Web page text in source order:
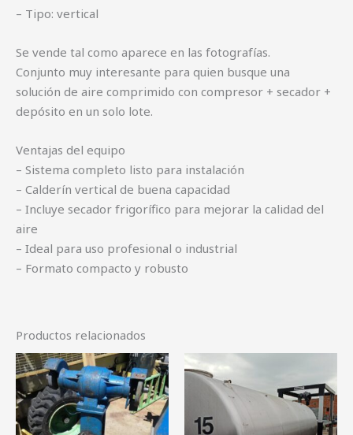
– Tipo: vertical
Se vende tal como aparece en las fotografías.
Conjunto muy interesante para quien busque una
solución de aire comprimido con compresor + secador +
depósito en un solo lote.
Ventajas del equipo
– Sistema completo listo para instalación
– Calderín vertical de buena capacidad
– Incluye secador frigorífico para mejorar la calidad del
aire
– Ideal para uso profesional o industrial
– Formato compacto y robusto
Productos relacionados